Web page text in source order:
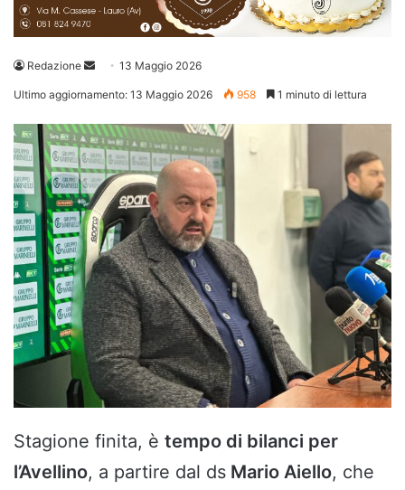
Redazione
Invia 13 Maggio 2026
Ultimo aggiornamento: 13 Maggio 2026 958 1 minuto di lettura
Stagione finita, è tempo di bilanci per
l’Avellino, a partire dal ds Mario Aiello, che